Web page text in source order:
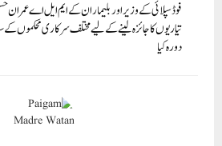
فوڈ سپلائی کے وزیر اور بلیماران کے ایم ایل اے
تیاریوں کا جائزہ لینے کے لیے مختلف سرکاری محکموں
دورہ کیا